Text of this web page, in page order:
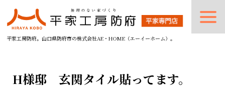
平家工房防府。山口県防府市の株式会社AE・HOME（エーイーホーム）。
H様邸 玄関タイル貼ってます。